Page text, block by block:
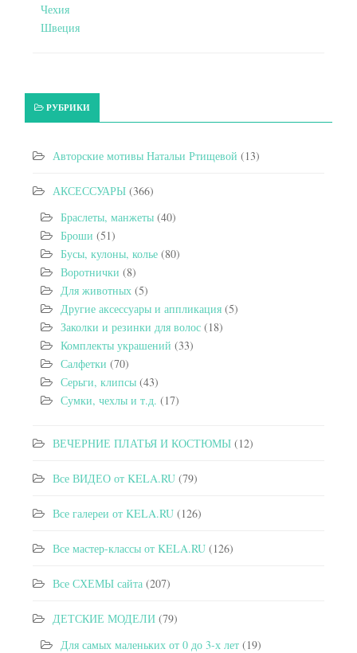
Чехия
Швеция
РУБРИКИ
Авторские мотивы Натальи Ртищевой (13)
АКСЕССУАРЫ (366)
Браслеты, манжеты (40)
Броши (51)
Бусы, кулоны, колье (80)
Воротнички (8)
Для животных (5)
Другие аксессуары и аппликация (5)
Заколки и резинки для волос (18)
Комплекты украшений (33)
Салфетки (70)
Серьги, клипсы (43)
Сумки, чехлы и т.д. (17)
ВЕЧЕРНИЕ ПЛАТЬЯ И КОСТЮМЫ (12)
Все ВИДЕО от KELA.RU (79)
Все галереи от KELA.RU (126)
Все мастер-классы от KELA.RU (126)
Все СХЕМЫ сайта (207)
ДЕТСКИЕ МОДЕЛИ (79)
Для самых маленьких от 0 до 3-х лет (19)